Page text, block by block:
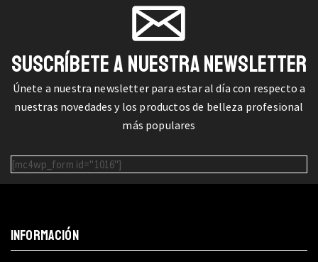
SUSCRÍBETE A NUESTRA NEWSLETTER
Únete a nuestra newsletter para estar al día con respecto a
nuestras novedades y los productos de belleza profesional
más populares
[mc4wp_form id="1016"]
INFORMACIÓN